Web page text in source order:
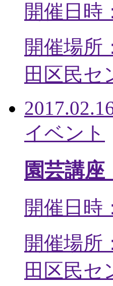
開催日時
開催場
田区民セ
イベント
園芸講
開催日時
開催場
田区民セ